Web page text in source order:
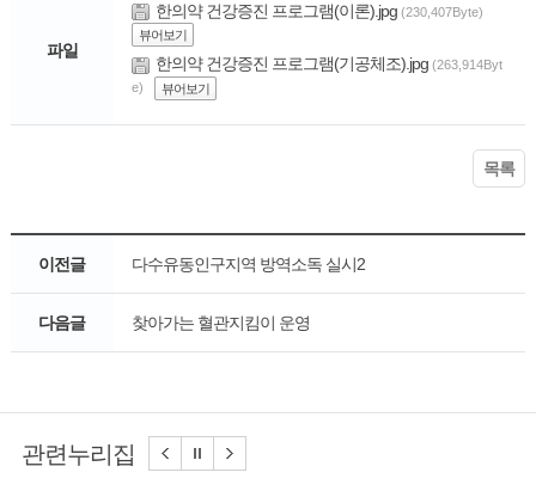
파일
한의약 건강증진 프로그램(이론).jpg (230,407Byte)
뷰어보기
한의약 건강증진 프로그램(기공체조).jpg (263,914Byt
e)
뷰어보기
목록
이전글 다수유동인구지역 방역소독 실시2
다음글 찾아가는 혈관지킴이 운영
관련누리집